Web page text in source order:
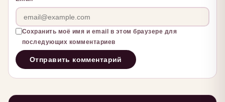
Сохранить моё имя и email в этом браузере для
последующих комментариев